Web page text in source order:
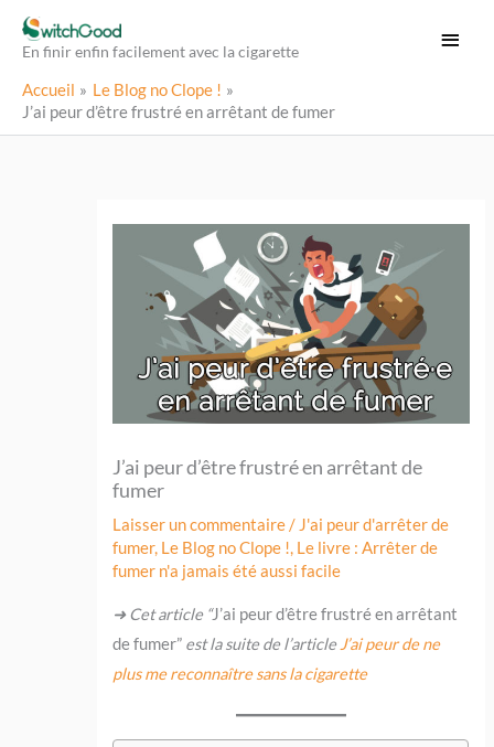
Aller
En finir enfin facilement avec la cigarette
Accueil
Le Blog no Clope !
J’ai peur d’être frustré en arrêtant de fumer
J’ai peur d’être frustré en arrêtant de
fumer
Laisser un commentaire / J'ai peur d'arrêter de
fumer, Le Blog no Clope !, Le livre : Arrêter de
fumer n'a jamais été aussi facile
➜ Cet article “J’ai peur d’être frustré en arrêtant
de fumer” est la suite de l’articleJ’ai peur de ne
plus me reconnaître sans la cigarette